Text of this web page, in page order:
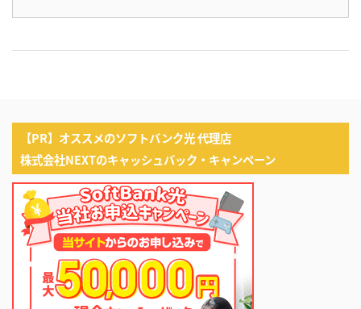
【PR】オススメのソフトバンク光 代理店
株式会社NEXTのキャッシュバック・キャンペーン